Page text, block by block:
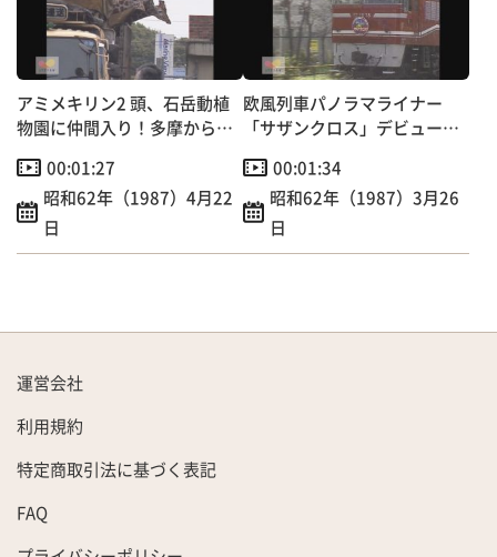
アミメキリン2 頭、石岳動植
物園に仲間入り！多摩から佐
00:01:27
昭和62年（1987）4月22
日
欧風列車パノラマライナー
「サザンクロス」デビュー！
00:01:34
昭和62年（1987）3月26
日
運営会社
利用規約
特定商取引法に基づく表記
FAQ